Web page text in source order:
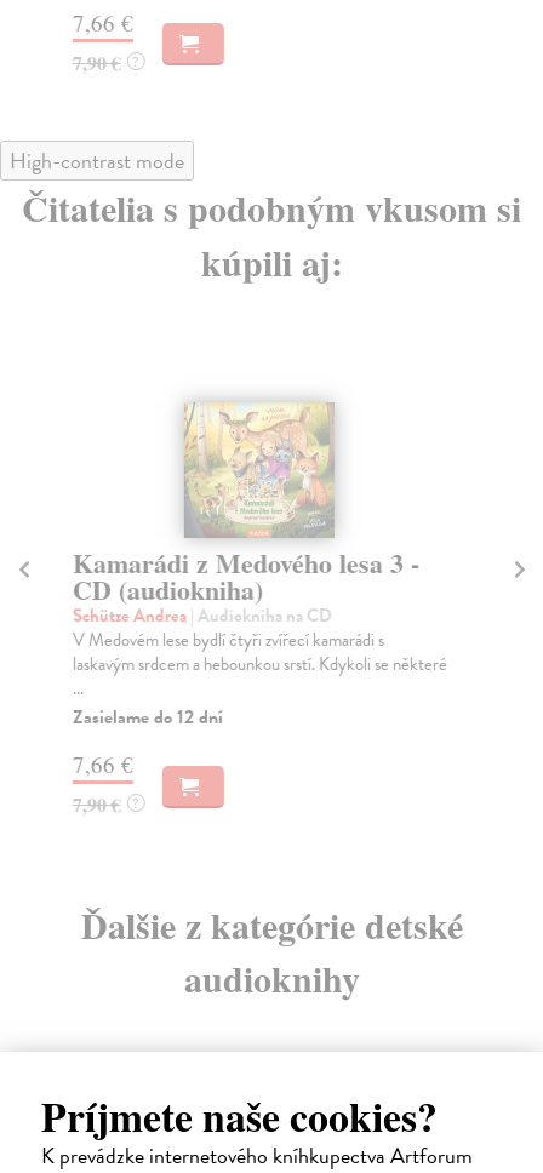
Príjmete naše cookies?
K prevádzke internetového kníhkupectva Artforum
7,66 €
7,90 € ?
High-contrast mode
Čitatelia s podobným vkusom si
kúpili aj:
Kamarádi z Medového lesa 3 -
CD (audiokniha)
Schütze Andrea| Audiokniha na CD
V Medovém lese bydlí čtyři zvířecí kamarádi s
laskavým srdcem a hebounkou srstí. Kdykoli se některé
...
Zasielame do 12 dní
7,66 €
7,90 € ?
Ďalšie z kategórie detské
audioknihy